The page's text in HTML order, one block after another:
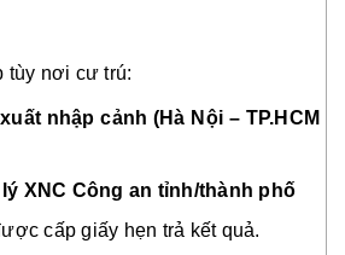
tùy nơi cư trú:
nhập cảnh (Hà Nội – TP.HCM
XNC Công an tỉnh/thành phố
cấp giấy hẹn trả kết quả.